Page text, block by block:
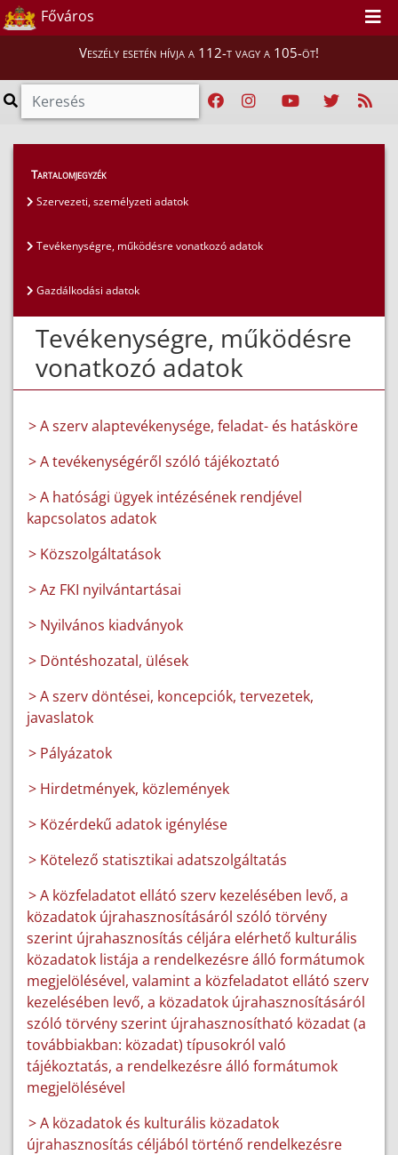
Főváros
Veszély esetén hívja a 112-t vagy a 105-öt!
Közérdekű adatok
Tevékenységre, működésre vonatkozó adatok
Tartalomjegyzék
Szervezeti, személyzeti adatok
Tevékenységre, működésre vonatkozó adatok
Gazdálkodási adatok
Tevékenységre, működésre
vonatkozó adatok
> A szerv alaptevékenysége, feladat- és hatásköre
> A tevékenységéről szóló tájékoztató
> A hatósági ügyek intézésének rendjével
kapcsolatos adatok
> Közszolgáltatások
> Az FKI nyilvántartásai
> Nyilvános kiadványok
> Döntéshozatal, ülések
> A szerv döntései, koncepciók, tervezetek,
javaslatok
> Pályázatok
> Hirdetmények, közlemények
> Közérdekű adatok igénylése
> Kötelező statisztikai adatszolgáltatás
> A közfeladatot ellátó szerv kezelésében levő, a
közadatok újrahasznosításáról szóló törvény
szerint újrahasznosítás céljára elérhető kulturális
közadatok listája a rendelkezésre álló formátumok
megjelölésével, valamint a közfeladatot ellátó szerv
kezelésében levő, a közadatok újrahasznosításáról
szóló törvény szerint újrahasznosítható közadat (a
továbbiakban: közadat) típusokról való
tájékoztatás, a rendelkezésre álló formátumok
megjelölésével
> A közadatok és kulturális közadatok
újrahasznosítás céljából történő rendelkezésre